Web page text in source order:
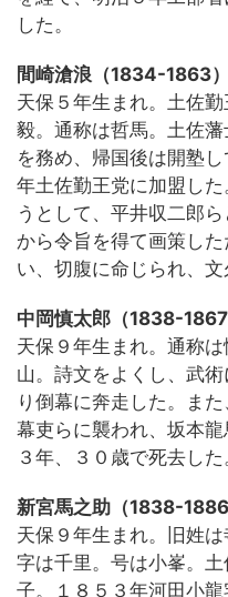
した。
間崎滄浪（1834-1863）
天保５年生まれ。土佐
毅。通称は哲馬。土佐
を務め、帰国後は開塾
年土佐勤王党に加盟し
うとして、平井収二郎
から令旨を得て画策し
い、切腹に命じられ、文
中岡慎太郎（1838-1867
天保９年生まれ。通称
山。詩文をよくし、武
り倒幕に奔走した。ま
幕吏らに襲われ、坂本
３年、３０歳で死去した
新宮馬之助（1838-1886
天保９年生まれ。旧姓は
字は千里。号は小峯。
子。１８５３年河田小